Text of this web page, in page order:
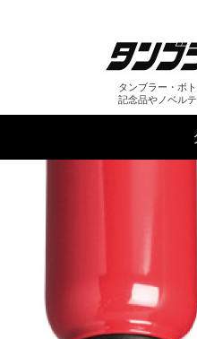
タンブラー・ボ
記念品やノベル